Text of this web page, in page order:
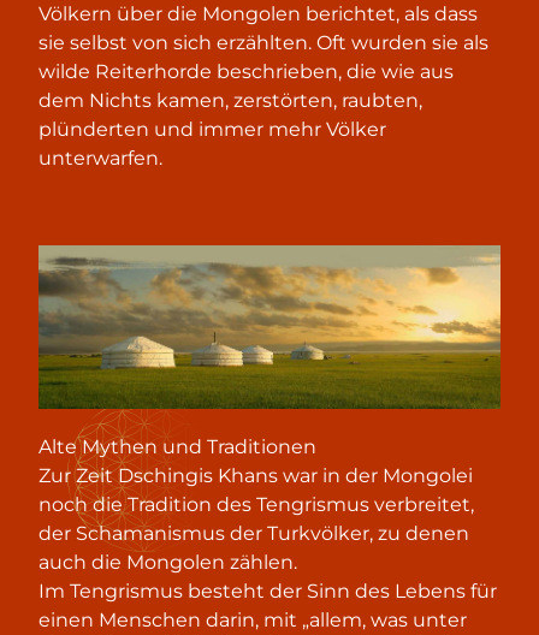
Völkern über die Mongolen berichtet, als dass
sie selbst von sich erzählten. Oft wurden sie als
wilde Reiterhorde beschrieben, die wie aus
dem Nichts kamen, zerstörten, raubten,
plünderten und immer mehr Völker
unterwarfen.
Alte Mythen und Traditionen
Zur Zeit Dschingis Khans war in der Mongolei
noch die Tradition des Tengrismus verbreitet,
der Schamanismus der Turkvölker, zu denen
auch die Mongolen zählen.
Im Tengrismus besteht der Sinn des Lebens für
einen Menschen darin, mit „allem, was unter